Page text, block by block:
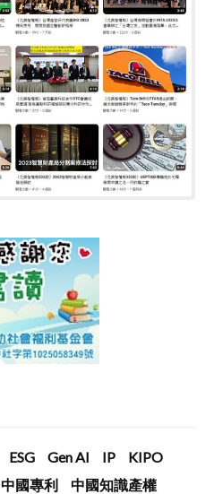
ESG Gen AI IP
KIPO
中國專利
中國知識產權